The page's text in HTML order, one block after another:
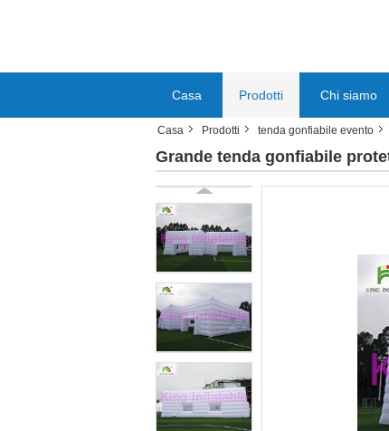
Casa Prodotti Chi siamo
Casa Prodotti tenda gonfiabile evento
Grande tenda gonfiabile